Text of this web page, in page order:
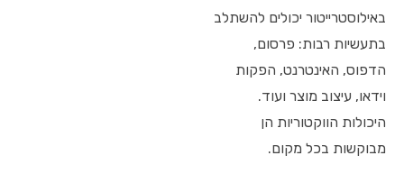
באילוסטרייטור יכולים להשתלב
בתעשיות רבות: פרסום,
הדפוס, האינטרנט, הפקות
וידאו, עיצוב מוצר ועוד.
היכולות הווקטוריות הן
מבוקשות בכל מקום.